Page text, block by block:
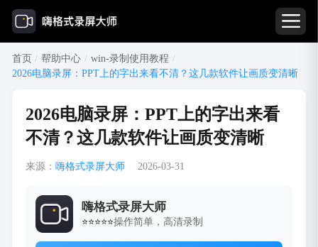
首页 / 帮助中心 / win-录制使用教程 /
2026电脑录屏：PPT上的字出来看不清？这几款软件让画质变清晰
2026电脑录屏：PPT上的字出来看
不清？这几款软件让画质变清晰
来源： 嗨格式录屏大师 2026-03-31
嗨格式录屏大师
⭐⭐⭐⭐⭐操作简单，高清录制